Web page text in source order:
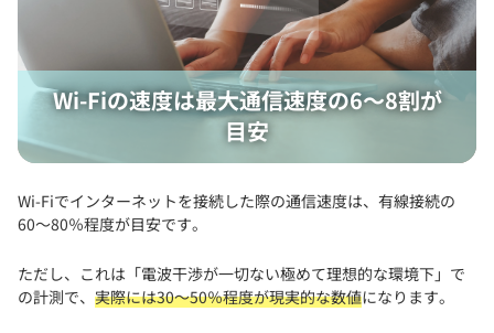
Wi-Fiの速度は最大通信速度の6〜8割が
目安
Wi-Fiでインターネットを接続した際の通信速度は、有線接続の
60〜80％程度が目安です。
ただし、これは「電波干渉が一切ない極めて理想的な環境下」で
の計測で、 実際には30〜50％程度が現実的な数値になります。